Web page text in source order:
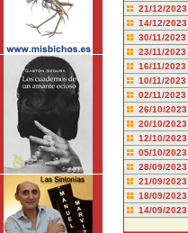
21/12/2023
14/12/2023
30/11/2023
23/11/2023
16/11/2023
10/11/2023
02/11/2023
26/10/2023
20/10/2023
12/10/2023
05/10/2023
28/09/2023
21/09/2023
18/09/2023
14/09/2023